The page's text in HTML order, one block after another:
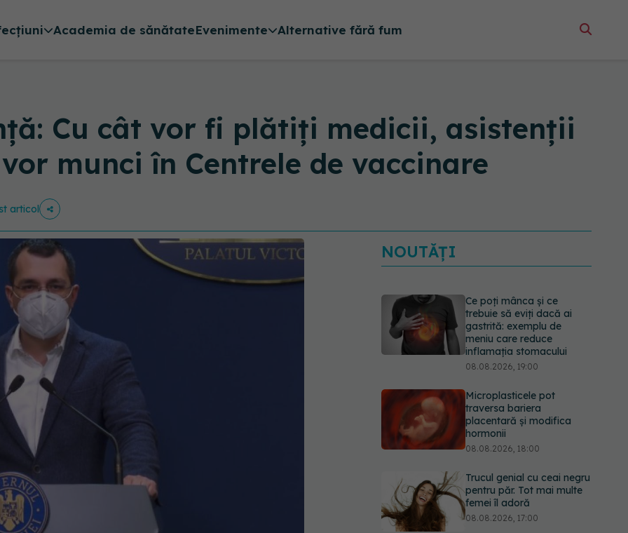
Academia de sănătateEvenimente Alternative fără fum
Cu cât vor fi plătiți medicii, asistenții
munci în Centrele de vaccinare
articol
NOUTĂȚI
Ce poți mânca și ce
trebuie să eviți dacă ai
gastrită: exemplu de
meniu care reduce
inflamația stomacului
08.08.2026, 19:00
Microplasticele pot
traversa bariera
placentară și modifica
hormonii
08.08.2026, 18:00
Trucul genial cu ceai negru
pentru păr. Tot mai multe
femei îl adoră
08.08.2026, 17:00